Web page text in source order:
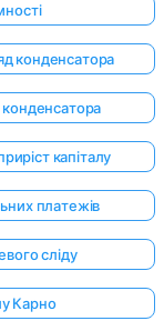
конденсатора
капіталу
платежів
сліду
Карно